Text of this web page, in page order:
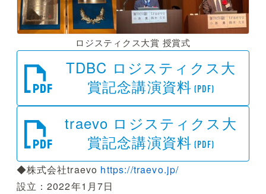
ロジスティクス大賞 授賞式
TDBC ロジスティクス大
賞記念講演資料 (PDF)
traevo ロジスティクス大
賞記念講演資料 (PDF)
◆株式会社traevo https://traevo.jp/
設立：2022年1月7日